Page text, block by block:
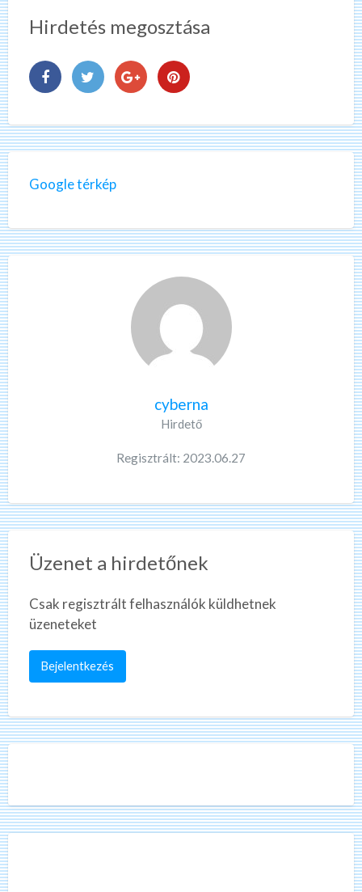
Hirdetés megosztása
Google térkép
cyberna
Hirdető
Regisztrált: 2023.06.27
Üzenet a hirdetőnek
Csak regisztrált felhasználók küldhetnek
üzeneteket
Bejelentkezés